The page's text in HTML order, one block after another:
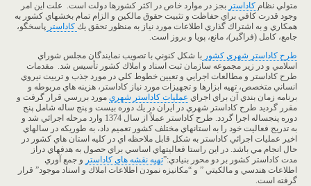
متولي نظام كاداستر بجز در موارد خاص در اكثر كشورها دولت است. علت اين امر
وجود قدرت كافي براي حفاظت و تثبيت حقوق مالكين و الزام تمام بخشهاي كشور به
همكاري و به اشتراك گذاري اطلاعات مورد نياز به منظور تحقق يك كاداستر پاسخگو،
جامع، كامل (فراگير)، مانع، پويا و بروز است.
طرح كاداستر شهري كشور با شكل كنوني با تصويب نمايندگان مجلس شوراي
اسلامي و در زير مجموعه سازمان ثبت اسناد و املاك كشور تأسيس شد. مقدمات
طرح كاداستر و مطالعات اجرايي و تعيين خطوط كلي در مورد جذب و تربيت نيروي
انساني متخصص، تهيه ابزارها و تجهيزات مورد نياز كاداستر، هزينه هاي مربوطه و
برنامه زمان بندي آن براي اجراي عمليات كاداستر شهري مورد بررسي قرار گرفت و
مقرر گرديد طرح كاداستر شهري در ايران در يك دوره بيست و پنج ساله شامل پنج
دوره پنجساله اجرا گردد. طرح كاداستر عملاً از سال 1374 وارد مرحله اجرائي شد و
به تدريج فعاليت خود را به استانهاي مختلف كشور تعميم داد، به طوريكه در سالهاي
اخير عمليات اجرائي كاداستر به شكل قابل ملاحظه اي در كليه استان هاي كشور در
حال انجام مي باشد. در اين راستا فعاليتهاي اساسي براي حصول به هدفهاي دراز
مدت كاداستر كشور بر دو محور بنيادي:”تهيه نقشه هاي كاداستر و جمع آوري
اطلاعات هندسي و مالكيتي ” و “مكانيزه نمودن اطلاعات املاك و اسناد موجود” قرار
گرفته است.